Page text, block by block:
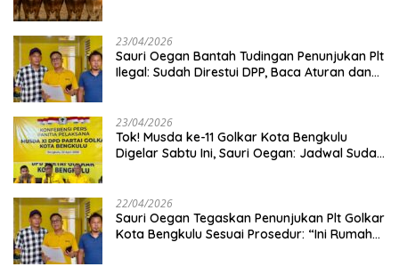
23/04/2026
Sauri Oegan Bantah Tudingan Penunjukan Plt
Ilegal: Sudah Direstui DPP, Baca Aturan dan
23/04/2026
‎Tok! Musda ke-11 Golkar Kota Bengkulu
Digelar Sabtu Ini, Sauri Oegan: Jadwal Sudah
22/04/2026
Sauri Oegan Tegaskan Penunjukan Plt Golkar
Kota Bengkulu Sesuai Prosedur: “Ini Rumah